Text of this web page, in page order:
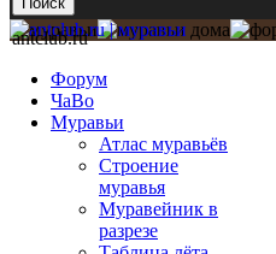
antclub.ru
Форум
ЧаВо
Муравьи
Атлас муравьёв
Строение
муравья
Муравейник в
разрезе